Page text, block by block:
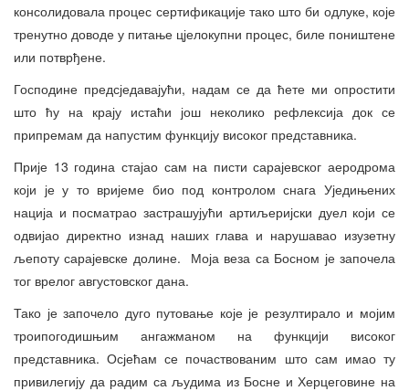
консолидовала процес сертификације тако што би одлуке, које
тренутно доводе у питање цјелокупни процес, биле поништене
или потврђене.
Господине предсједавајући, надам се да ћете ми опростити
што ћу на крају истаћи још неколико рефлексија док се
припремам да напустим функцију високог представника.
Прије 13 година стајао сам на писти сарајевског аеродрома
који је у то вријеме био под контролом снага Уједињених
нација и посматрао застрашујући артиљеријски дуел који се
одвијао директно изнад наших глава и нарушавао изузетну
љепоту сарајевске долине. Моја веза са Босном је започела
тог врелог августовског дана.
Тако је започело дуго путовање које је резултирало и мојим
троипогодишњим ангажманом на функцији високог
представника. Осјећам се почаствованим што сам имао ту
привилегију да радим са људима из Босне и Херцеговине на